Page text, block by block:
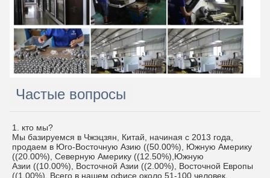
Частые вопросы
1. кто мы?
Мы базируемся в Чжэцзян, Китай, начиная с 2013 года,
продаем в Юго-Восточную Азию ((50.00%), Южную Америку
((20.00%), Северную Америку ((12.50%),Южную
Азии ((10.00%), Восточной Азии ((2.00%), Восточной Европы
((1.00%). Всего в нашем офисе около 51-100 человек.